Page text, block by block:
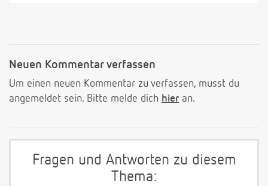
Neuen Kommentar verfassen
Um einen neuen Kommentar zu verfassen, musst du
angemeldet sein. Bitte melde dich hier an.
Fragen und Antworten zu diesem
Thema: